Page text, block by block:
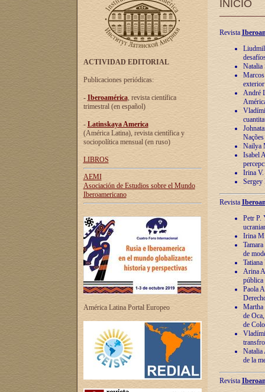
ACTIVIDAD EDITORIAL
Publicaciones periódicas:
- Iberoamérica, revista científica
trimestral (en español)
- Latinskaya America
(América Latina), revista científica y
sociopolítica mensual (en ruso)
LIBROS
AEMI
Asociación de Estudios sobre el Mundo
Iberoamericano
América Latina Portal Europeo
INICIO
Revista
Natalia
André
Nailya
Isabel
Irina V.
Sergey
Revista
Petr P.
Irina
de
Arina
pública
Paola
Martha
de
de
Natalia
de la
Revista